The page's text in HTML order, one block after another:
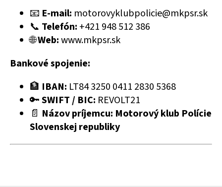
📧 E-mail: motorovyklubpolicie@mkpsr.sk
📞 Telefón: +421 948 512 386
🌐Web:www.mkpsr.sk
Bankové spojenie:
🏦 IBAN: LT84 3250 0411 2830 5368
🔑SWIFT / BIC: REVOLT21
📄 Názov príjemcu: Motorový klub Polície
Slovenskej republiky
HĽADAŤ